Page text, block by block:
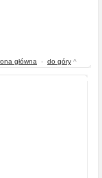
główna - do góry ^